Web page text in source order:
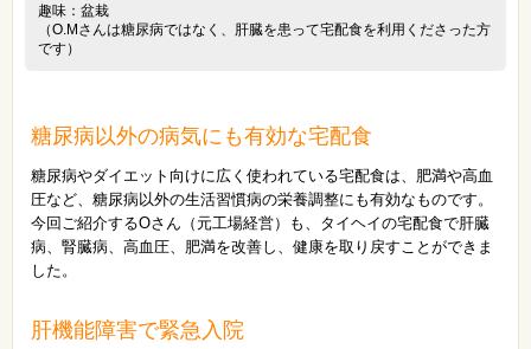
趣味：盆栽
（O.Mさんは糖尿病ではなく、肝臓を患って宅配食を利用くださった方
です）
糖尿病以外の病気にも有効な宅配食
糖尿病やダイエット向けに広く使われている宅配食は、肥満や高血
圧など、糖尿病以外の生活習慣病の栄養調整にも有効なものです。
今回ご紹介するOさん（元工場経営）も、タイヘイの宅配食で肝臓
病、腎臓病、高血圧、肥満を改善し、健康を取り戻すことができま
した。
肝機能障害で緊急入院